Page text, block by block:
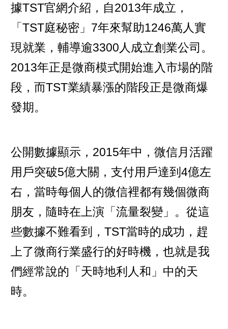
據TST官網介紹，自2013年成立，
「TST庭秘密」7年來幫助1246萬人實
現就業，輔導逾3300人成立創業公司。
2013年正是微商模式開始進入市場的階
段，而TST業績暴漲的階段正是微商爆
發期。
公開數據顯示，2015年中，微信月活躍
用戶突破5億大關，支付用戶達到4億左
右，當時每個人的微信裡都有幾個微商
朋友，隨時在上演「流量裂變」。從這
些數據不難看到，TST當時的成功，趕
上了微商行業盛行的好時機，也就是我
們經常說的「天時地利人和」中的天
時。